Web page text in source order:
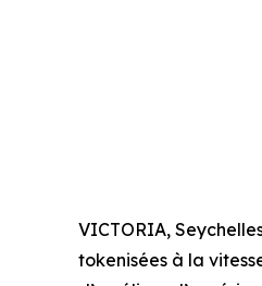
VICTORIA,
tokenisées à la